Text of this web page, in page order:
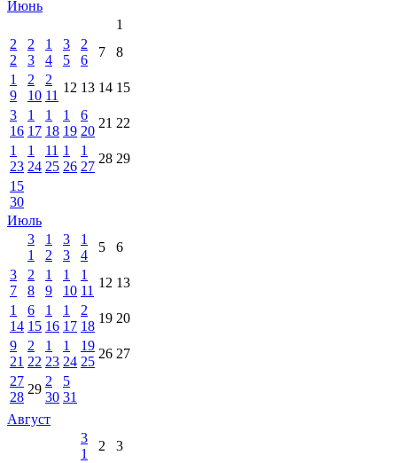
Июнь
1
2
2
2
3
1
4
3
5
2
6
7
8
1
9
2
10
2
11
12 13 14 15
3
16
1
17
1
18
1
19
6
20
21 22
1
23
1
24
11
25
1
26
1
27
28 29
15
30
Июль
3
1
1
2
3
3
1
4
5
6
3
7
2
8
1
9
1
10
1
11
12 13
1
14
6
15
1
16
1
17
2
18
19 20
9
21
2
22
1
23
1
24
19
25
26 27
27
28
29
2
30
5
31
Август
3
1
2
3